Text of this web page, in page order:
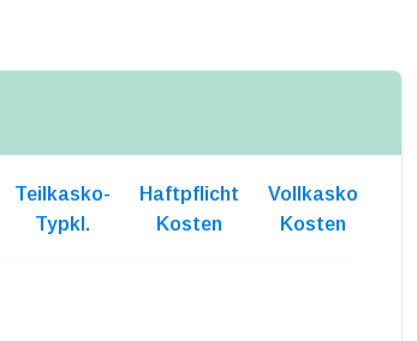
Teilkasko-
Typkl.
Haftpflicht
Kosten
Vollkasko
Kosten